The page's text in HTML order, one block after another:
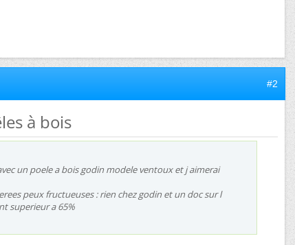
#2
à bois
un poele a bois godin modele ventoux et j aimerai
peux fructueuses : rien chez godin et un doc sur l
superieur a 65%